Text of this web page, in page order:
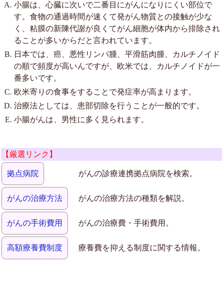
小腸は、心臓に次いで二番目にがんになりにくい部位で
す。食物の通過時間が速くて発がん物質との接触が少な
く、粘膜の新陳代謝が良くてがん細胞が体内から排除され
ることが多いからだと言われています。
日本では、癌、悪性リンパ腫、平滑筋肉腫、カルチノイド
の順で頻度が高いんですが、欧米では、カルチノイドが一
番多いです。
欧米寄りの食事をすることで発症率が高まります。
治療法としては、患部切除を行うことが一般的です。
小腸がんは、男性に多く見られます。
【厳選リンク】
拠点病院 がんの診療連携拠点病院を検索。
がんの治療方法 がんの治療方法の種類を解説。
がんの手術費用 がんの治療費・手術費用。
高額療養費制度 療養費を抑える制度に関する情報。